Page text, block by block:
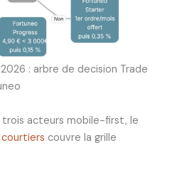
: arbre de decision Trade
trois acteurs mobile-first, le
couvre la grille